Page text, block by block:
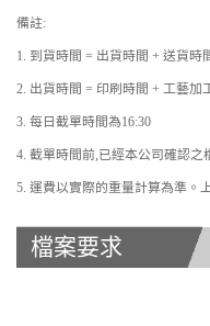
備註:
1. 到貨時間 = 出貨時間 + 送貨時
2. 出貨時間 = 印刷時間 + 工藝加
3. 每日截單時間為16:30
4. 截單時間前,已經本公司確認之
5. 運費以實際的重量計算為準。
檔案要求